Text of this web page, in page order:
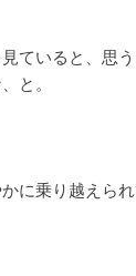
ていると、思
と。
に乗り越えら